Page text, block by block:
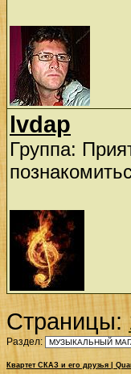
lvdap
Группа:
Страницы:
Раздел:
Квартет СКАЗ и его друзья |